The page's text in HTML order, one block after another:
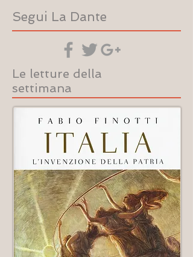
Segui La Dante
Le letture della
settimana